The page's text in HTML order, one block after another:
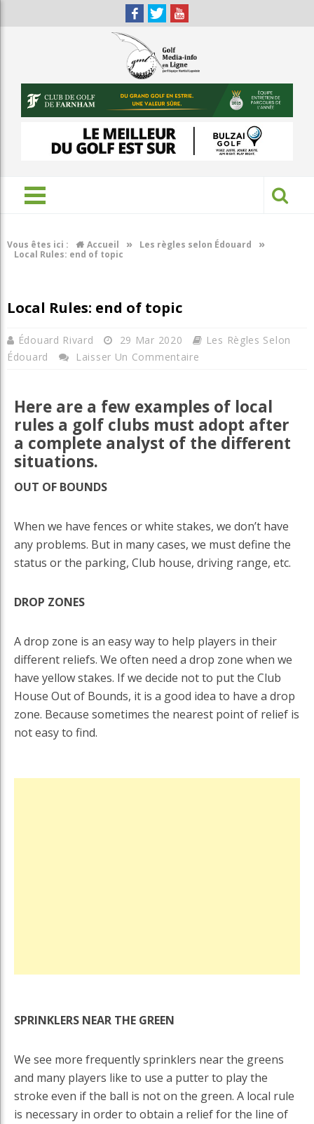
Vous êtes ici : Accueil » Les règles selon Édouard »
Local Rules: end of topic
Local Rules: end of topic
Édouard Rivard 29 Mar 2020
Les Règles Selon
Édouard
Laisser Un Commentaire
Here are a few examples of local
rules a golf clubs must adopt after
a complete analyst of the different
situations.
OUT OF BOUNDS
When we have fences or white stakes, we don’t have
any problems. But in many cases, we must define the
status or the parking, Club house, driving range, etc.
DROP ZONES
A drop zone is an easy way to help players in their
different reliefs. We often need a drop zone when we
have yellow stakes. If we decide not to put the Club
House Out of Bounds, it is a good idea to have a drop
zone. Because sometimes the nearest point of relief is
not easy to find.
SPRINKLERS NEAR THE GREEN
We see more frequently sprinklers near the greens
and many players like to use a putter to play the
stroke even if the ball is not on the green. A local rule
is necessary in order to obtain a relief for the line of